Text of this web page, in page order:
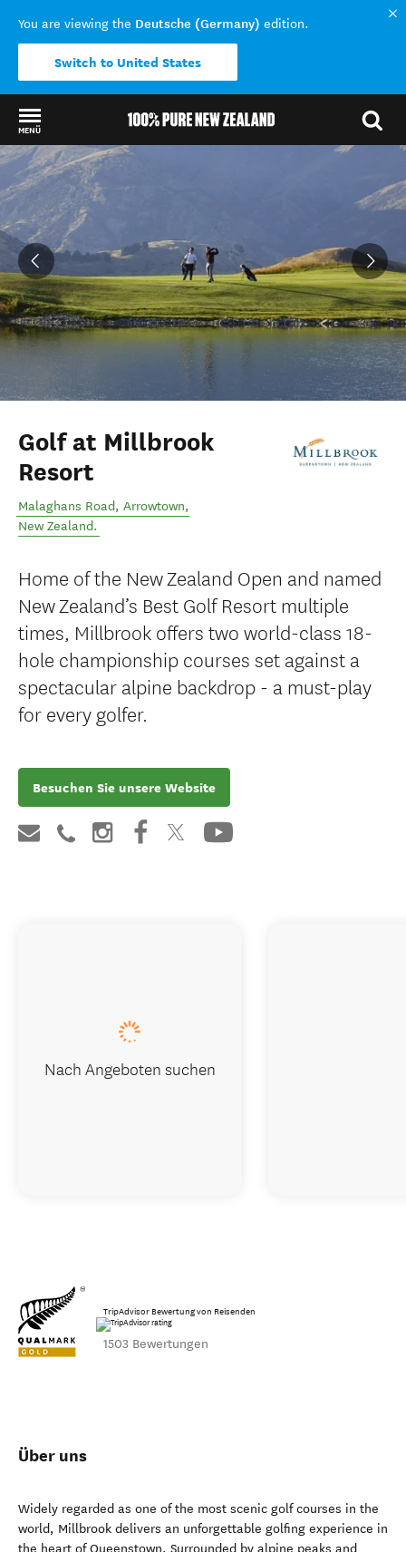
You are viewing the Deutsche (Germany) edition.
Switch to United States
MENÜ
Back to my results
Golf at Millbrook
Resort
Malaghans Road, Arrowtown,
New Zealand.
Home of the New Zealand Open and named
New Zealand’s Best Golf Resort multiple
times, Millbrook offers two world-class 18-
hole championship courses set against a
spectacular alpine backdrop - a must-play
for every golfer.
Besuchen Sie unsere Website
TripAdvisor Bewertung von Reisenden
1503 Bewertungen
Über uns
Widely regarded as one of the most scenic golf courses in the
world, Millbrook delivers an unforgettable golfing experience in
the heart of Queenstown. Surrounded by alpine peaks and
Nach Angeboten suchen